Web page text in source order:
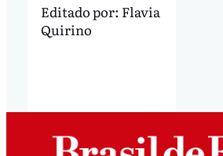
Editado por: Flavia
Quirino